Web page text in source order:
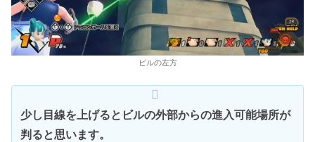
ビルの左方
少し目線を上げるとビルの外部からの進入可能場所が
判ると思います。